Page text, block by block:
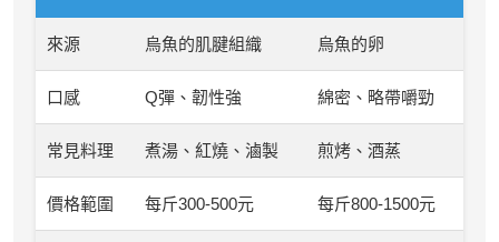
來源 烏魚的肌腱組織 烏魚的卵
口感 Q彈、韌性強 綿密、略帶嚼勁
常見料理 煮湯、紅燒、滷製 煎烤、酒蒸
價格範圍 每斤300-500元 每斤800-1500元